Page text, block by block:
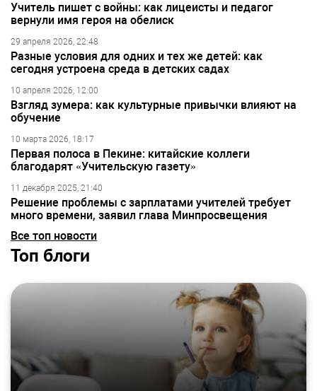
Учитель пишет с войны: как лицеисты и педагог
вернули имя героя на обелиск
29 апреля 2026, 22:48
Разные условия для одних и тех же детей: как
сегодня устроена среда в детских садах
10 апреля 2026, 12:00
Взгляд зумера: как культурные привычки влияют на
обучение
10 марта 2026, 18:17
Первая полоса в Пекине: китайские коллеги
благодарят «Учительскую газету»
11 декабря 2025, 21:40
Решение проблемы с зарплатами учителей требует
много времени, заявил глава Минпросвещения
Все топ новости
Топ блоги